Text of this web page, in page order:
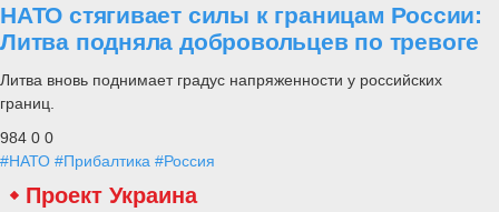
НАТО стягивает силы к границам России:
Литва подняла добровольцев по тревоге
Литва вновь поднимает градус напряженности у российских
границ.
984 0 0
#НАТО #Прибалтика #Россия
Проект Украина